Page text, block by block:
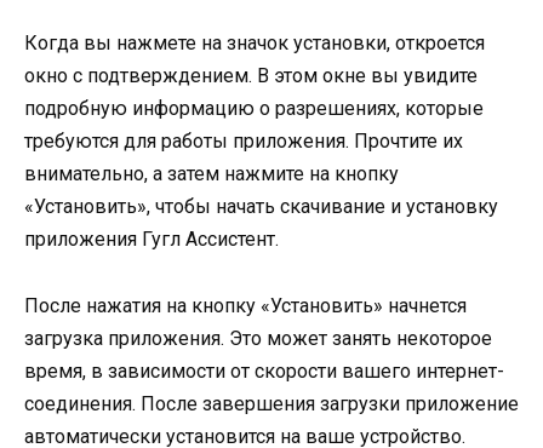
Когда вы нажмете на значок установки, откроется
окно с подтверждением. В этом окне вы увидите
подробную информацию о разрешениях, которые
требуются для работы приложения. Прочтите их
внимательно, а затем нажмите на кнопку
«Установить», чтобы начать скачивание и установку
приложения Гугл Ассистент.
После нажатия на кнопку «Установить» начнется
загрузка приложения. Это может занять некоторое
время, в зависимости от скорости вашего интернет-
соединения. После завершения загрузки приложение
автоматически установится на ваше устройство.